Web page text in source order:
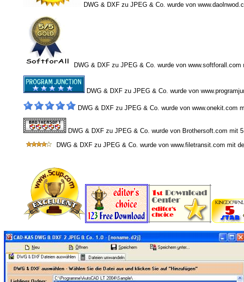
DWG & DXF zu JPEG & Co. wurde von
DWG & DXF zu JPEG & Co. wurde von
DWG & DXF zu JPEG & Co. wurde von
DWG & DXF zu JPEG & Co. wurde von www.onekit.com
DWG & DXF zu JPEG & Co. wurde von Brothersoft.com mit
DWG & DXF zu JPEG & Co. wurde von www.filetransit.com mit